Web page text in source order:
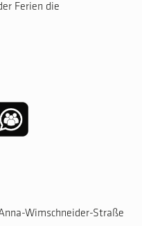
Ferien die
Wimschneider-Straße